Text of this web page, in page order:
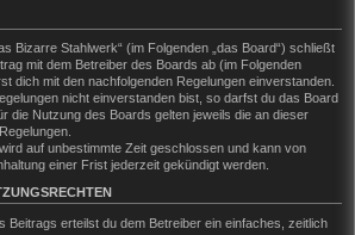
Bizarre Stahlwerk“ (im Folgenden „das Board“) schließt
mit dem Betreiber des Boards ab (im Folgenden
dich mit den nachfolgenden Regelungen einverstanden.
nicht einverstanden bist, so darfst du das Board
die Nutzung des Boards gelten jeweils die an dieser
auf unbestimmte Zeit geschlossen und kann von
einer Frist jederzeit gekündigt werden.
Beitrags erteilst du dem Betreiber ein einfaches, zeitlich